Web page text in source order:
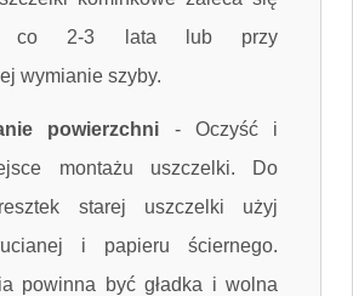
co 2-3 lata lub przy
wymianie szyby.
powierzchni - Oczyść i
montażu uszczelki. Do
starej uszczelki użyj
i papieru ściernego.
powinna być gładka i wolna